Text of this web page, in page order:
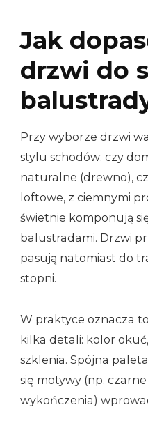
Jak
drzwi do
Przy wyborze drzwi
stylu schodów: czy
naturalne (drewno),
loftowe, z ciemnymi
świetnie komponują
balustradami. Drzwi
pasują natomiast do
stopni.
W praktyce oznacza
kilka detali: kolor
szklenia. Spójna
się motywy (np.
wykończenia)